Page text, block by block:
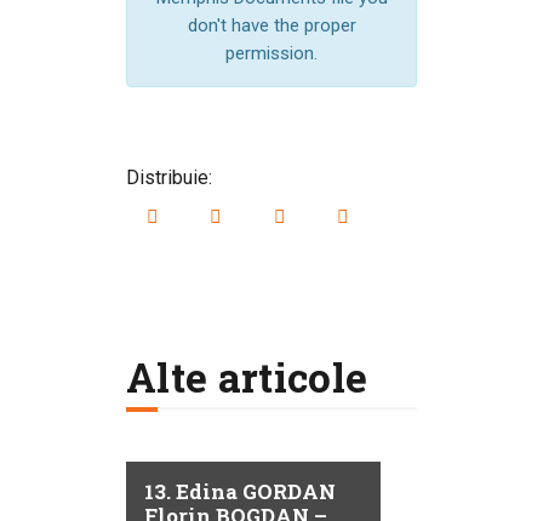
don't have the proper
permission.
Distribuie:
Alte articole
13. Edina GORDAN